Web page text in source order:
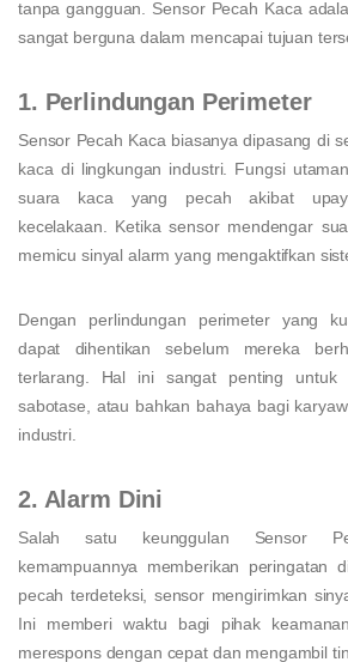
tanpa gangguan. Sensor Pecah Kaca
sangat berguna dalam mencapai tujuan
1. Perlindungan Perimeter
Sensor Pecah Kaca biasanya dipasang di
kaca di lingkungan industri. Fungsi
suara kaca yang pecah akibat
kecelakaan. Ketika sensor mendengar
memicu sinyal alarm yang mengaktifkan
Dengan perlindungan perimeter yang
dapat dihentikan sebelum mereka
terlarang. Hal ini sangat penting untuk
sabotase, atau bahkan bahaya bagi
industri.
2. Alarm Dini
Salah satu keunggulan Sensor
kemampuannya memberikan peringatan
pecah terdeteksi, sensor mengirimkan
Ini memberi waktu bagi pihak
merespons dengan cepat dan mengambil